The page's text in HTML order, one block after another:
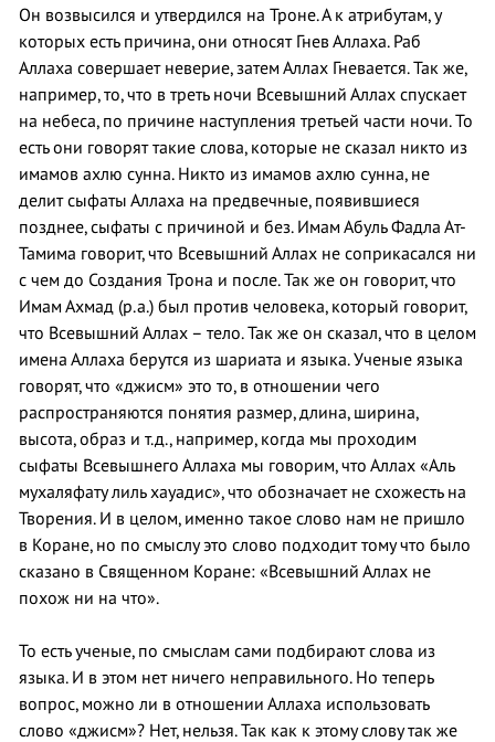
Он возвысился и утвердился на Троне. А к атрибутам, у
которых есть причина, они относят Гнев Аллаха. Раб
Аллаха совершает неверие, затем Аллах Гневается. Так же,
например, то, что в треть ночи Всевышний Аллах спускает
на небеса, по причине наступления третьей части ночи. То
есть они говорят такие слова, которые не сказал никто из
имамов ахлю сунна. Никто из имамов ахлю сунна, не
делит сыфаты Аллаха на предвечные, появившиеся
позднее, сыфаты с причиной и без. Имам Абуль Фадла Ат-
Тамима говорит, что Всевышний Аллах не соприкасался ни
с чем до Создания Трона и после. Так же он говорит, что
Имам Ахмад (р.а.) был против человека, который говорит,
что Всевышний Аллах – тело. Так же он сказал, что в целом
имена Аллаха берутся из шариата и языка. Ученые языка
говорят, что «джисм» это то, в отношении чего
распространяются понятия размер, длина, ширина,
высота, образ и т.д., например, когда мы проходим
сыфаты Всевышнего Аллаха мы говорим, что Аллах «Аль
мухаляфату лиль хауадис», что обозначает не схожесть на
Творения. И в целом, именно такое слово нам не пришло
в Коране, но по смыслу это слово подходит тому что было
сказано в Священном Коране: «Всевышний Аллах не
похож ни на что».
То есть ученые, по смыслам сами подбирают слова из
языка. И в этом нет ничего неправильного. Но теперь
вопрос, можно ли в отношении Аллаха использовать
слово «джисм»? Нет, нельзя. Так как к этому слову так же